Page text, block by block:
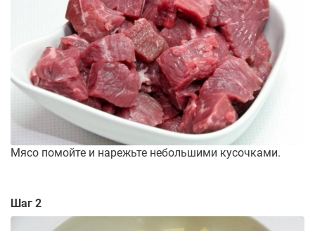
Мясо помойте и нарежьте небольшими кусочками.
Шаг 2